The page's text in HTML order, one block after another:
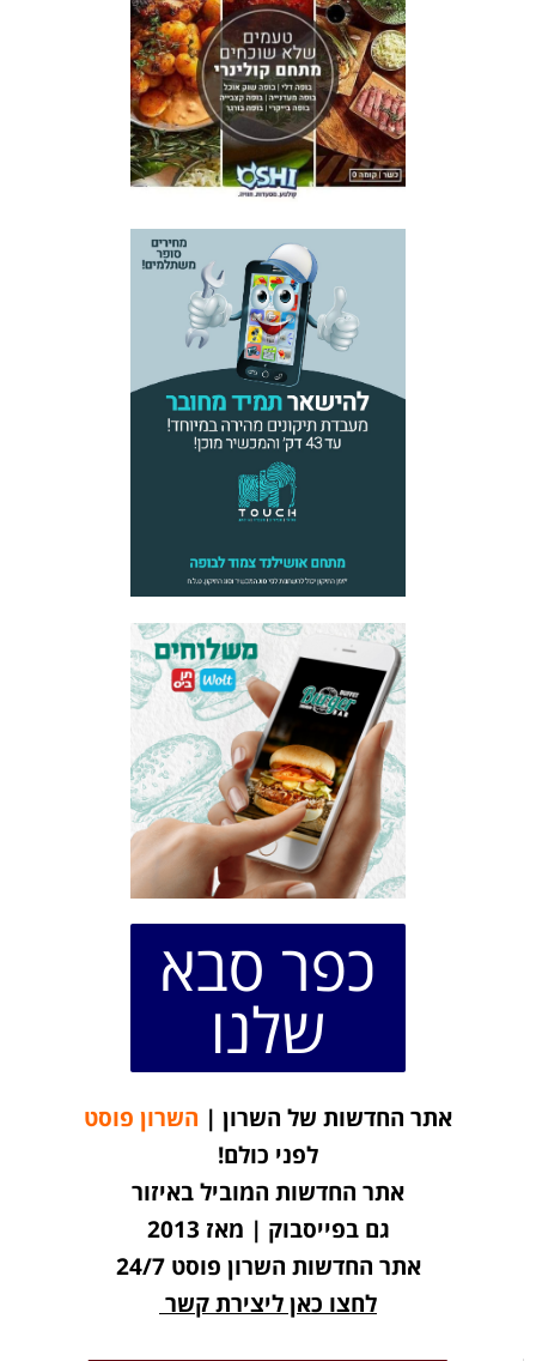
כפר סבא
שלנו
אתר החדשות של השרון | השרון פוסט
לפני כולם!
אתר החדשות המוביל באיזור
גם בפייסבוק | מאז 2013
אתר החדשות השרון פוסט 24/7
לחצו כאן ליצירת קשר